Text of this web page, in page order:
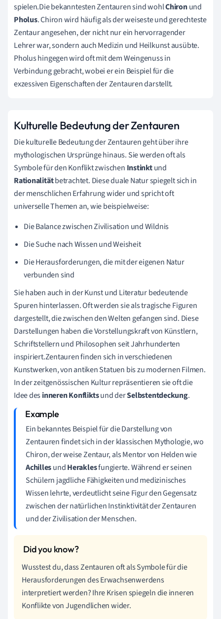
spielen.Die bekanntesten Zentauren sind wohlChironund
Pholus. Chiron wird häufig als der weiseste und gerechteste
Zentaur angesehen, der nicht nur ein hervorragender
Lehrer war, sondern auch Medizin und Heilkunst ausübte.
Pholus hingegen wird oft mit dem Weingenuss in
Verbindung gebracht, wobei er ein Beispiel für die
exzessiven Eigenschaften der Zentauren darstellt.
Kulturelle Bedeutung der Zentauren
Die kulturelle Bedeutung der Zentauren geht über ihre
mythologischen Ursprünge hinaus. Sie werden oft als
Symbole für den Konflikt zwischen Instinktund
Rationalitätbetrachtet. Diese duale Natur spiegelt sich in
der menschlichen Erfahrung wider und spricht oft
universelle Themen an, wie beispielweise:
Die Balance zwischen Zivilisation und Wildnis
Die Suche nach Wissen und Weisheit
Die Herausforderungen, die mit der eigenen Natur
verbunden sind
Sie haben auch in der Kunst und Literatur bedeutende
Spuren hinterlassen. Oft werden sie als tragische Figuren
dargestellt, die zwischen den Welten gefangen sind. Diese
Darstellungen haben die Vorstellungskraft von Künstlern,
Schriftstellern und Philosophen seit Jahrhunderten
inspiriert.Zentauren finden sich in verschiedenen
Kunstwerken, von antiken Statuen bis zu modernen Filmen.
In der zeitgenössischen Kultur repräsentieren sie oft die
Idee desinneren Konfliktsund derSelbstentdeckung.
Ein bekanntes Beispiel für die Darstellung von
Zentauren findet sich in der klassischen Mythologie, wo
Chiron, der weise Zentaur, als Mentor von Helden wie
AchillesundHeraklesfungierte. Während er seinen
Schülern jagdliche Fähigkeiten und medizinisches
Wissen lehrte, verdeutlicht seine Figur den Gegensatz
zwischen der natürlichen Instinktivität der Zentauren
und der Zivilisation der Menschen.
Wusstest du, dass Zentauren oft als Symbole für die
Herausforderungen des Erwachsenwerdens
interpretiert werden? Ihre Krisen spiegeln die inneren
Konflikte von Jugendlichen wider.